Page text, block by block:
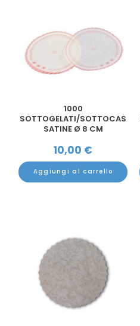
1000
SOTTOGELATI/SOTTOCAS
SATINE Ø 8 CM
10,00 €
Aggiungi al carrello